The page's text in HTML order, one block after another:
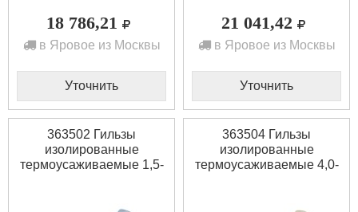
18 786,21
в Яровое из Москвы
Уточнить
21 041,42
в Яровое из Москвы
Уточнить
363502 Гильзы
изолированные
термоусаживаемые 1,5-
363504 Гильзы
изолированные
термоусаживаемые 4,0-